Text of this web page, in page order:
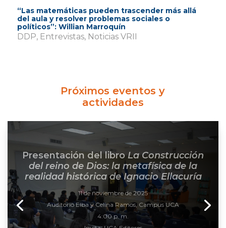
“Las matemáticas pueden trascender más allá
del aula y resolver problemas sociales o
políticos”: Willian Marroquín
DDP, Entrevistas, Noticias VRII
Próximos eventos y
actividades
De la idea al producto: taller de
redacción académica
10, 17, 24 y 31 de octubre, 7 y 28 de noviembre
Sala Taller Digital, CRAI 3er. nivel
2:00 a 4:00 p. m